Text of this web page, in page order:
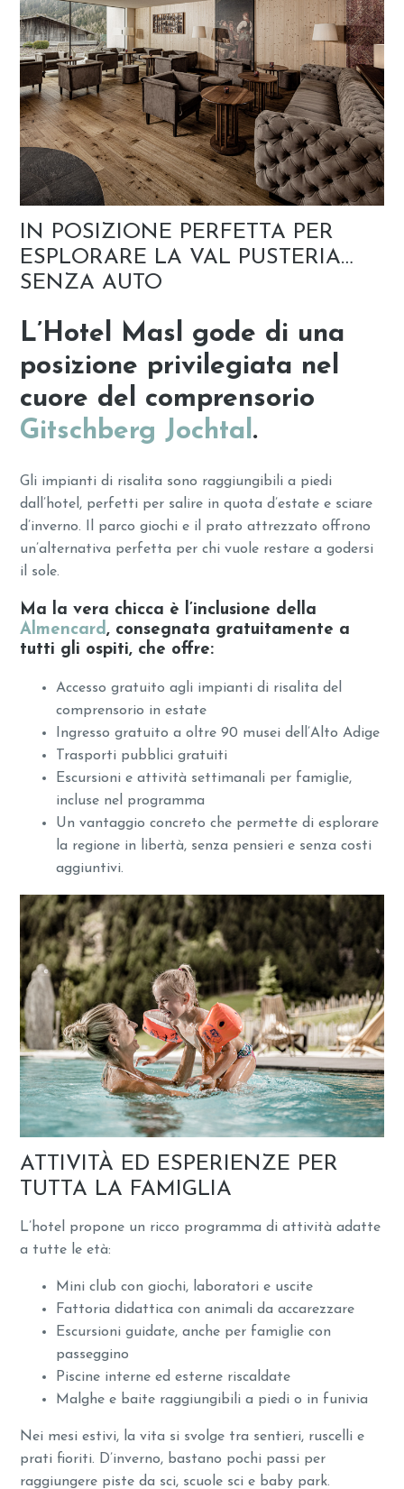
IN POSIZIONE PERFETTA PER
ESPLORARE LA VAL PUSTERIA…
SENZA AUTO
L’Hotel Masl gode di una
posizione privilegiata nel
cuore del comprensorio
Gitschberg Jochtal.
Gli impianti di risalita sono raggiungibili a piedi
dall’hotel, perfetti per salire in quota d’estate e sciare
d’inverno. Il parco giochi e il prato attrezzato offrono
un’alternativa perfetta per chi vuole restare a godersi
il sole.
Ma la vera chicca è l’inclusione della
Almencard, consegnata gratuitamente a
tutti gli ospiti, che offre:
Accesso gratuito agli impianti di risalita del
comprensorio in estate
Ingresso gratuito a oltre 90 musei dell’Alto Adige
Trasporti pubblici gratuiti
Escursioni e attività settimanali per famiglie,
incluse nel programma
Un vantaggio concreto che permette di esplorare
la regione in libertà, senza pensieri e senza costi
aggiuntivi.
ATTIVITÀ ED ESPERIENZE PER
TUTTA LA FAMIGLIA
L’hotel propone un ricco programma di attività adatte
a tutte le età:
Mini club con giochi, laboratori e uscite
Fattoria didattica con animali da accarezzare
Escursioni guidate, anche per famiglie con
passeggino
Piscine interne ed esterne riscaldate
Malghe e baite raggiungibili a piedi o in funivia
Nei mesi estivi, la vita si svolge tra sentieri, ruscelli e
prati fioriti. D’inverno, bastano pochi passi per
raggiungere piste da sci, scuole sci e baby park.